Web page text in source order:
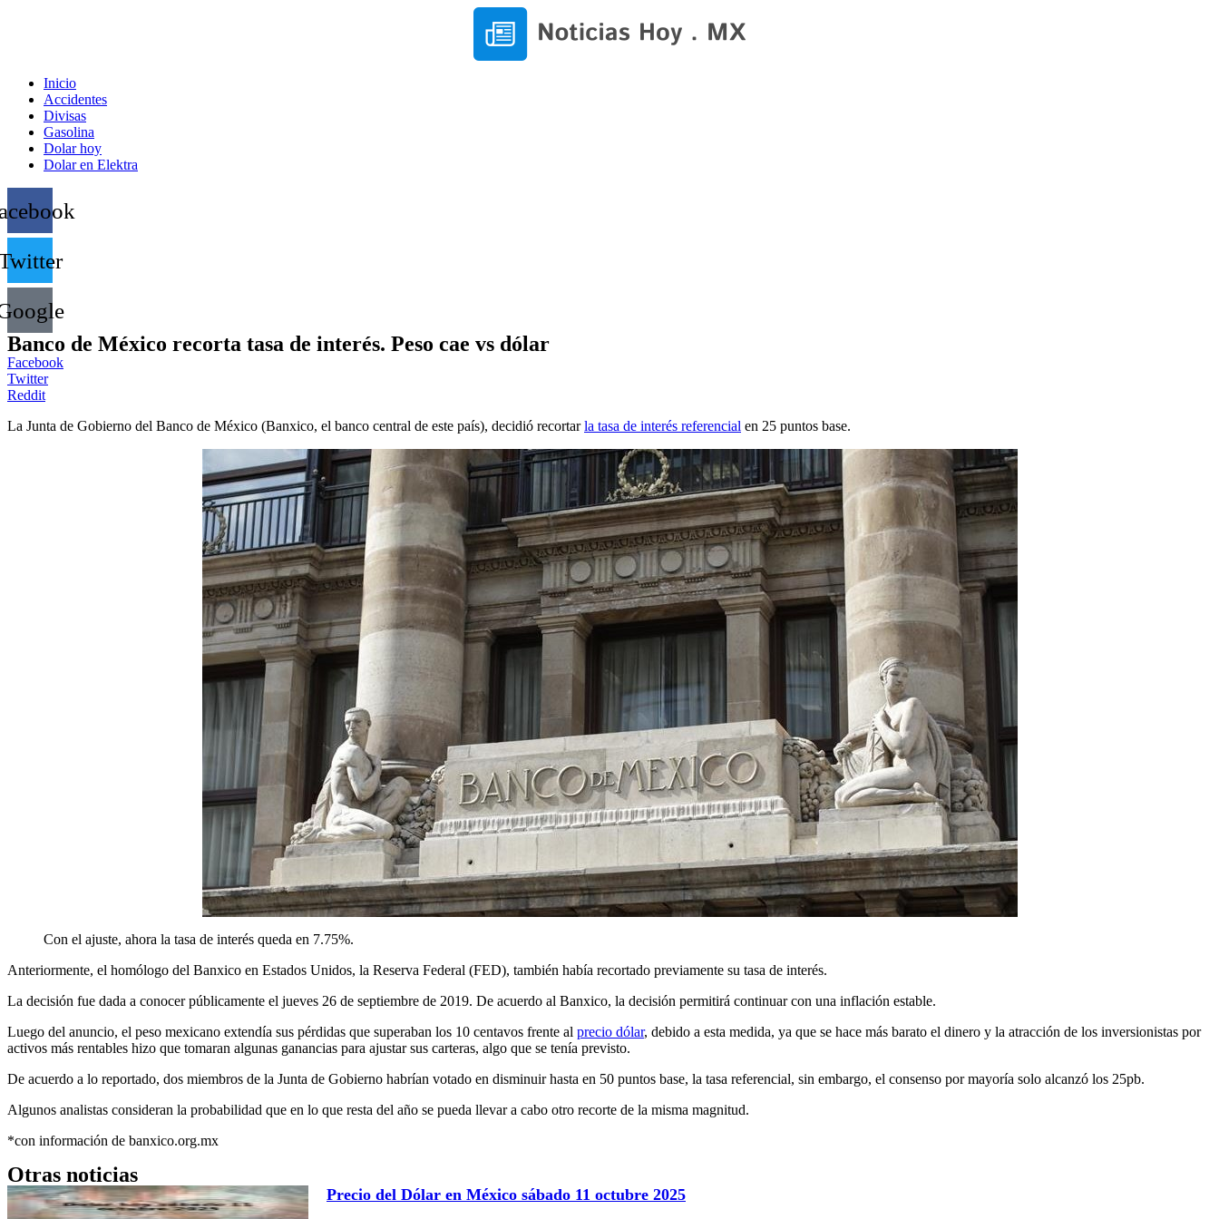
Inicio
Accidentes
Divisas
Gasolina
Dolar hoy
Dolar en Elektra
Banco de México recorta tasa de interés. Peso cae vs dólar
Facebook
Twitter
Reddit
La Junta de Gobierno del Banco de México (Banxico, el banco central de este país), decidió recortarla tasa de interés referencial en 25 puntos base.
Con el ajuste, ahora la tasa de interés queda en 7.75%.
Anteriormente, el homólogo del Banxico en Estados Unidos, la Reserva Federal (FED), también había recortado previamente su tasa de interés.
La decisión fue dada a conocer públicamente el jueves 26 de septiembre de 2019. De acuerdo al Banxico, la decisión permitirá continuar con una inflación estable.
Luego del anuncio, el peso mexicano extendía sus pérdidas que superaban los 10 centavos frente al precio dólar, debido a esta medida, ya que se hace más barato el dinero y la atracción de los inversionistas por
activos más rentables hizo que tomaran algunas ganancias para ajustar sus carteras, algo que se tenía previsto.
De acuerdo a lo reportado, dos miembros de la Junta de Gobierno habrían votado en disminuir hasta en 50 puntos base, la tasa referencial, sin embargo, el consenso por mayoría solo alcanzó los 25pb.
Algunos analistas consideran la probabilidad que en lo que resta del año se pueda llevar a cabo otro recorte de la misma magnitud.
*con información de banxico.org.mx
Otras noticias
Precio del Dólar en México sábado 11 octubre 2025